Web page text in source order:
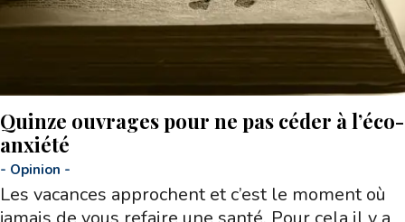
Quinze ouvrages pour ne pas céder à l’éco-
anxiété
- Opinion -
Les vacances approchent et c’est le moment où